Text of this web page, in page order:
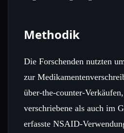
Methodik
Die Forschenden nutzten
zur
verschriebene als auch im
erfasste